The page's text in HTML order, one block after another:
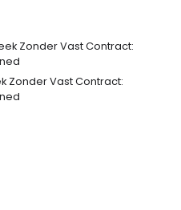
Zonder Vast Contract:
Zonder Vast Contract: